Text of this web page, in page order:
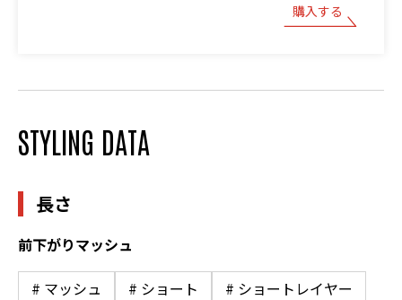
購入する
STYLING DATA
長さ
前下がりマッシュ
# マッシュ # ショート # ショートレイヤー